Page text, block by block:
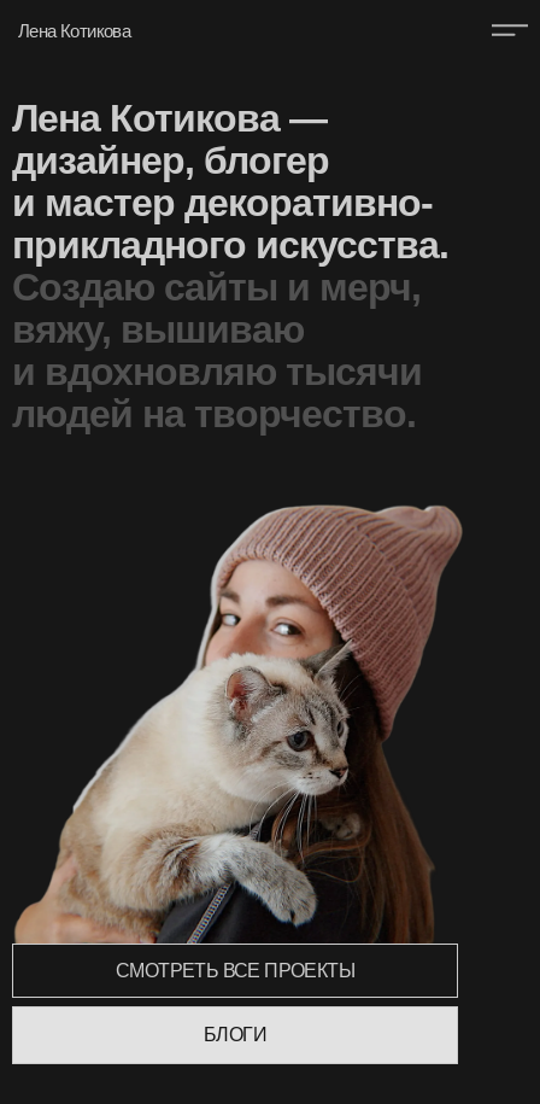
Лена Котикова
Лена Котикова —
дизайнер, блогер
и мастер декоративно-
прикладного искусства.
Создаю сайты и мерч,
вяжу, вышиваю
и вдохновляю тысячи
людей на творчество.
СМОТРЕТЬ ВСЕ ПРОЕКТЫ
БЛОГИ